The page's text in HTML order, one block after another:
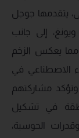
يتقدمها جوجل
إلى جانب
مما يعكس الزخم
الاصطناعي في
وتؤكد مشاركتهم
في تشكيل
الحوسبة،